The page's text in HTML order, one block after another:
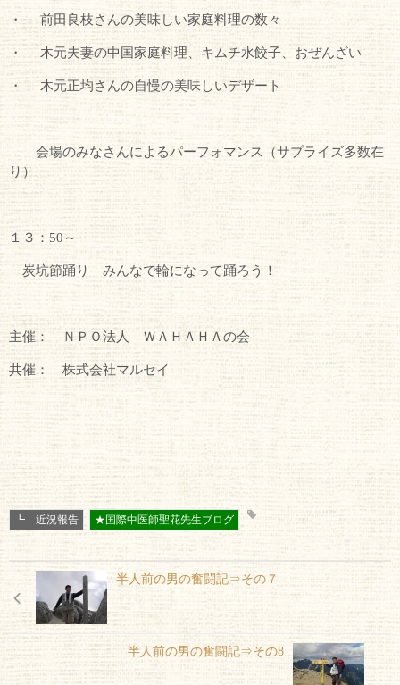
・ 前田良枝さんの美味しい家庭料理の数々
・ 木元夫妻の中国家庭料理、キムチ水餃子、おぜんざい
・ 木元正均さんの自慢の美味しいデザート
会場のみなさんによるパーフォマンス（サプライズ多数在
り）
１３：50～
炭坑節踊り みんなで輪になって踊ろう！
主催： ＮＰＯ法人 ＷＡＨＡＨＡの会
共催： 株式会社マルセイ
┗ 近況報告 ★国際中医師聖花先生ブログ
半人前の男の奮闘記⇒その７
半人前の男の奮闘記⇒その8